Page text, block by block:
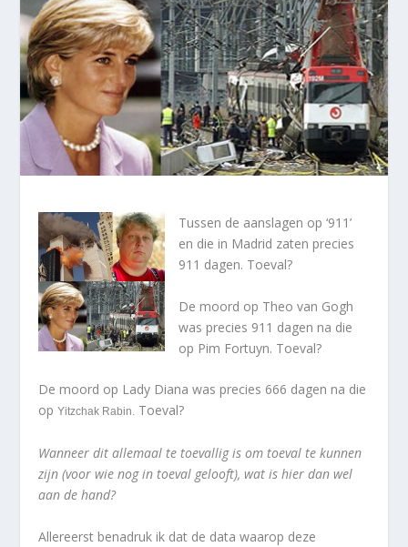
Tussen de aanslagen op ‘911’
en die in Madrid zaten precies
911 dagen. Toeval?
De moord op Theo van Gogh
was precies 911 dagen na die
op Pim Fortuyn. Toeval?
De moord op Lady Diana was precies 666 dagen na die
opYitzchak Rabin. Toeval?
Wanneer dit allemaal te toevallig is om toeval te kunnen
zijn (voor wie nog in toeval gelooft), wat is hier dan wel
aan de hand?
Allereerst benadruk ik dat de data waarop deze